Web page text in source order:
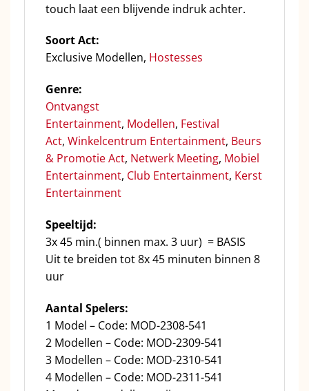
touch laat een blijvende indruk achter.
Soort Act:
Exclusive Modellen, Hostesses
Genre:
Ontvangst
Entertainment, Modellen, Festival
Act, Winkelcentrum Entertainment, Beurs
& Promotie Act, Netwerk Meeting, Mobiel
Entertainment, Club Entertainment, Kerst
Entertainment
Speeltijd:
3x 45 min.( binnen max. 3 uur) = BASIS
Uit te breiden tot 8x 45 minuten binnen 8
uur
Aantal Spelers:
1 Model – Code: MOD-2308-541
2 Modellen – Code: MOD-2309-541
3 Modellen – Code: MOD-2310-541
4 Modellen – Code: MOD-2311-541